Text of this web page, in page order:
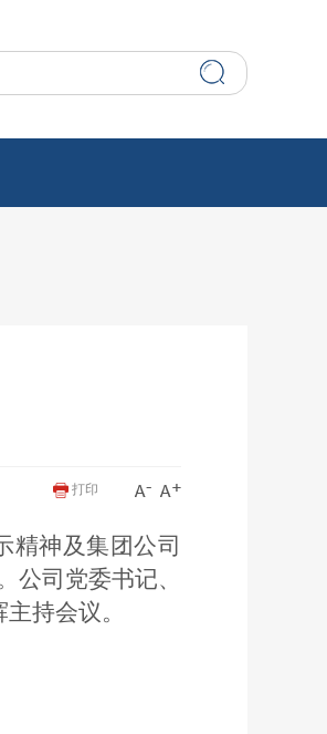
打印
精神及集团公司
公司党委书记、
持会议。